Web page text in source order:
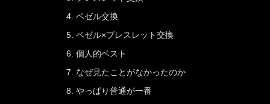
ベゼル交換
ベゼル×ブレスレット交換
個人的ベスト
なぜ見たことがなかったのか
やっぱり普通が一番